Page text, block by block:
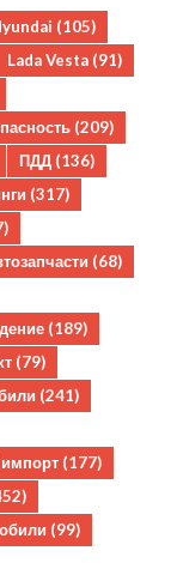
(105)
Lada Vesta (91)
(209)
ПДД (136)
(317)
(68)
(189)
(79)
(241)
(177)
(99)